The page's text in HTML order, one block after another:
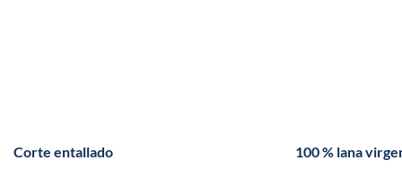
Corte entallado 100 % lana